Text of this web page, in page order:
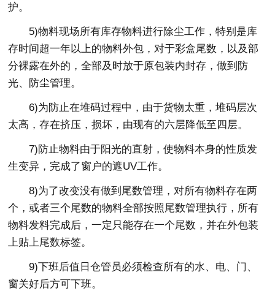
护。
5)物料现场所有库存物料进行除尘工作，特别是库
存时间超一年以上的物料外包，对于彩盒尾数，以及部
分裸露在外的，全部及时放于原包装内封存，做到防
光、防尘管理。
6)为防止在堆码过程中，由于货物太重，堆码层次
太高，存在挤压，损坏，由现有的六层降低至四层。
7)防止物料由于阳光的直射，使物料本身的性质发
生变异，完成了窗户的遮UV工作。
8)为了改变没有做到尾数管理，对所有物料存在两
个，或者三个尾数的物料全部按照尾数管理执行，所有
物料发料完成后，一定只能存在一个尾数，并在外包装
上贴上尾数标签。
9)下班后值日仓管员必须检查所有的水、电、门、
窗关好后方可下班。